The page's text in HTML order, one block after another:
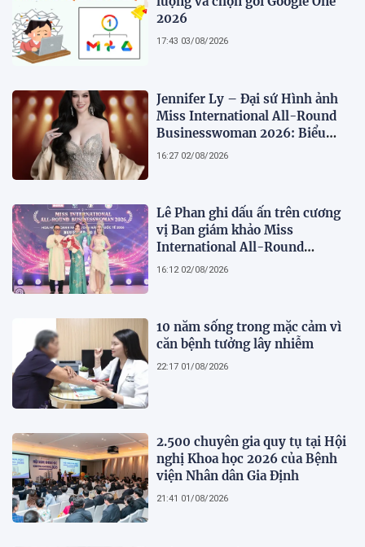
2026
17:43 03/08/2026
Jennifer Ly – Đại sứ Hình ảnh
Miss International All-Round
Businesswoman 2026: Biểu
tượng của nhan sắc, trí tuệ và
16:27 02/08/2026
Lê Phan ghi dấu ấn trên cương
vị Ban giám khảo Miss
International All-Round
Businesswoman 2026: Thanh
16:12 02/08/2026
10 năm sống trong mặc cảm vì
căn bệnh tưởng lây nhiễm
22:17 01/08/2026
2.500 chuyên gia quy tụ tại Hội
nghị Khoa học 2026 của Bệnh
viện Nhân dân Gia Định
21:41 01/08/2026